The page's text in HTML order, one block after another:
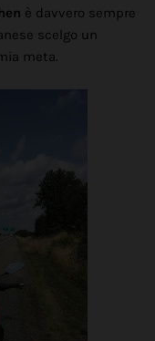
è davvero sempre
scelgo un
meta.